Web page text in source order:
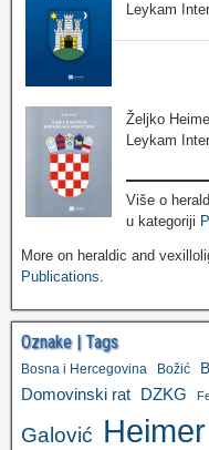
Leykam
Željko
Leykam
Više o
u kategoriji
More on heraldic and
Publications
Oznake | Tags
Bosna i Hercegovina Božić
Domovinski rat DZKG
Galović Heimer